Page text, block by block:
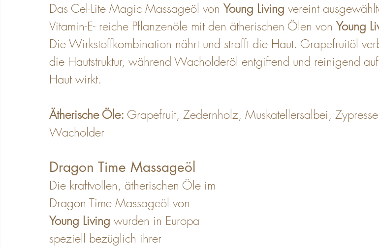
Das Cel-Lite Magic Massageöl von Young Living vereint
Vitamin-E- reiche Pflanzenöle mit den ätherischen Ölen von Young
Die Wirkstoffkombination nährt und strafft die Haut. Grapefruitöl
die Hautstruktur, während Wacholderöl entgiftend und reinigend
Haut wirkt.
Ätherische Öle: Grapefruit, Zedernholz, Muskatellersalbei,
Wacholder
Dragon Time Massageöl
Die kraftvollen, ätherischen Öle im
Dragon Time Massageöl von
Young Living wurden in Europa
speziell bezüglich ihrer